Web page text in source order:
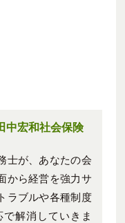
中宏和社会保険
士が、あなたの会
から経営を強力サ
ラブルや各種制度
解消していきま